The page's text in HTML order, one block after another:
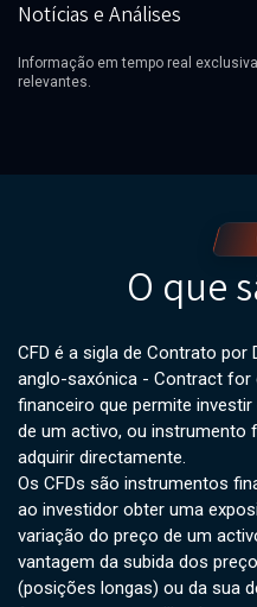
Notícias e Análises
Informação em tempo real
relevantes.
O que
CFD é a sigla de Contrato
anglo-saxónica - Contract for
financeiro que permite
de um activo, ou instrumento
adquirir directamente.
Os CFDs são instrumentos
ao investidor obter uma
variação do preço de um
vantagem da subida dos
(posições longas) ou da sua